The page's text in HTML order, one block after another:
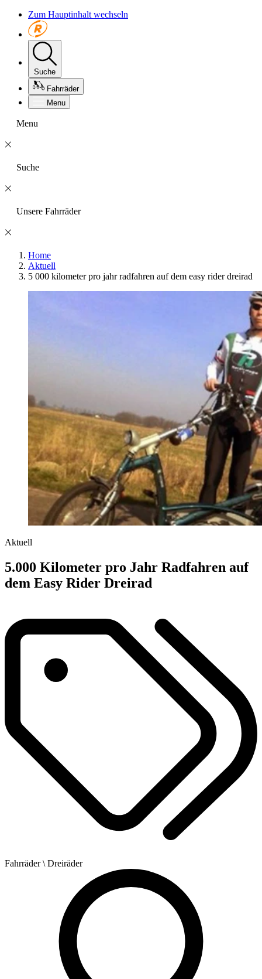
Zum Hauptinhalt wechseln
Suche
Fahrräder
Menu
Menu
Suche
Unsere Fahrräder
Home
Aktuell
5 000 kilometer pro jahr radfahren auf dem easy rider dreirad
Aktuell
5.000 Kilometer pro Jahr Radfahren auf
dem Easy Rider Dreirad
Fahrräder\ Dreiräder